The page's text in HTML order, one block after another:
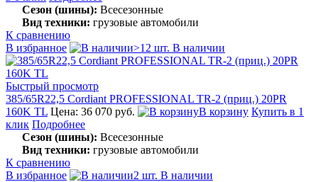
Сезон (шины): Всесезонные
Вид техники: грузовые автомобили
К сравнению
В избранное
>12 шт. В наличии
Быстрый просмотр
385/65R22,5 Cordiant PROFESSIONAL TR-2 (приц.) 20PR
160K TL Цена: 36 070 руб. В корзину Купить в 1
клик Подробнее
Сезон (шины): Всесезонные
Вид техники: грузовые автомобили
К сравнению
В избранное
2 шт. В наличии